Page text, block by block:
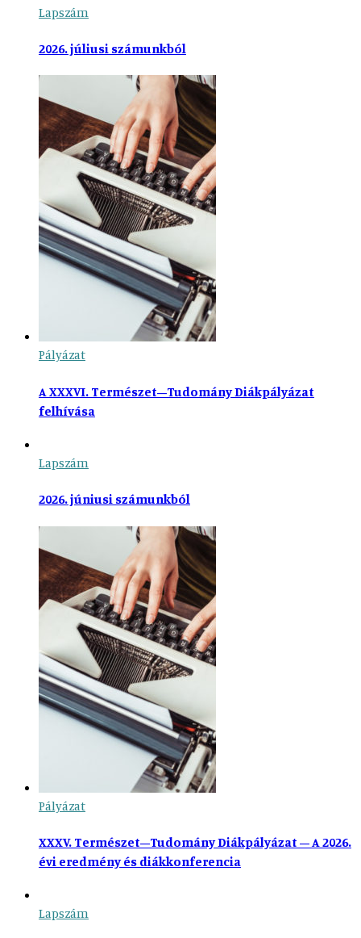
Lapszám
2026. júliusi számunkból
Pályázat
A XXXVI. Természet–Tudomány Diákpályázat
felhívása
Lapszám
2026. júniusi számunkból
Pályázat
XXXV. Természet–Tudomány Diákpályázat – A 2026.
évi eredmény és diákkonferencia
Lapszám